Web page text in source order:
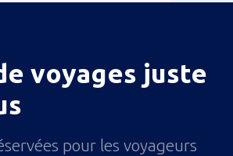
voyages juste
pour les voyageurs